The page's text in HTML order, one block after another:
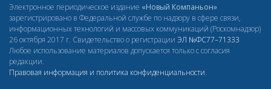
Электронное периодическое издание «Новый Компаньон»
зарегистрировано в Федеральной службе по надзору в сфере связи,
информационных технологий и массовых коммуникаций (Роскомнадзор)
26 октября 2017 г. Свидетельство о регистрации ЭЛ №ФС77–71333
Любое использование материалов допускается только с согласия
редакции.
Правовая информация и политика конфиденциальности.